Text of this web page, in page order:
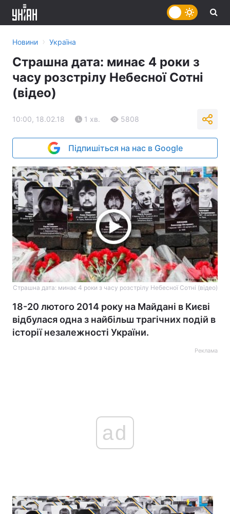
Головна Війна
Новини › Україна
Страшна дата: минає 4 роки з
часу розстрілу Небесної Сотні
(відео)
10:00, 18.02.18 1 хв. 5808
Підпишіться на нас в Google
Страшна дата: минає 4 роки з часу розстрілу Небесної Сотні (відео)
18-20 лютого 2014 року на Майдані в Києві
відбулася одна з найбільш трагічних подій в
історії незалежності України.
Реклама
ad